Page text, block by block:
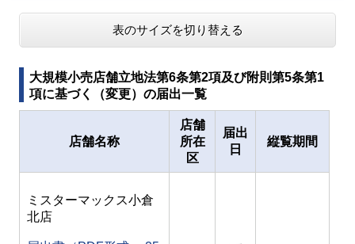
表のサイズを切り替える
大規模小売店舗立地法第6条第2項及び附則第5条第1
項に基づく（変更）の届出一覧
店舗名称
店舗
所在
区
届出
日
縦覧期間
ミスターマックス小倉
北店